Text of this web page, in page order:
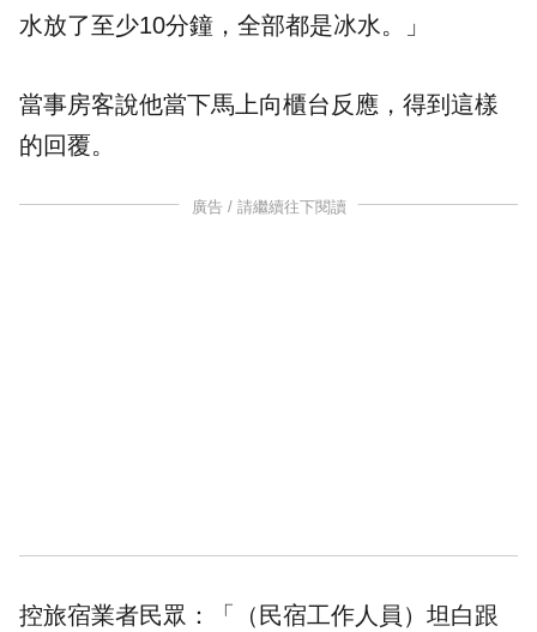
水放了至少10分鐘，全部都是冰水。」
當事房客說他當下馬上向櫃台反應，得到這樣
的回覆。
廣告 / 請繼續往下閱讀
控旅宿業者民眾：「（民宿工作人員）坦白跟